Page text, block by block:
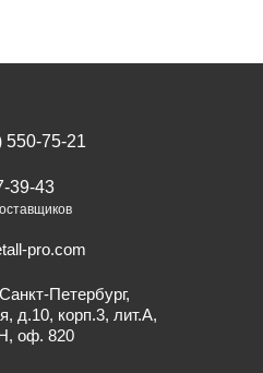
550-75-21
39-43
pro.com
Петербург,
д.10, корп.3, лит.А,
оф. 820